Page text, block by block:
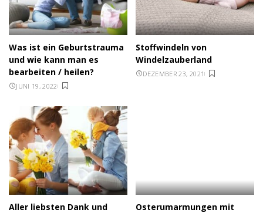
Was ist ein Geburtstrauma
und wie kann man es
bearbeiten / heilen?
JUNI 19, 2022
Stoffwindeln von
Windelzauberland
DEZEMBER 23, 2021
Aller liebsten Dank und
Osterumarmungen mit